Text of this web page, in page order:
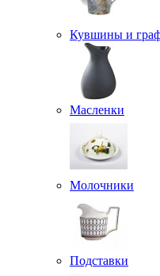
Кувшины и
Масленки
Молочники
Подставки